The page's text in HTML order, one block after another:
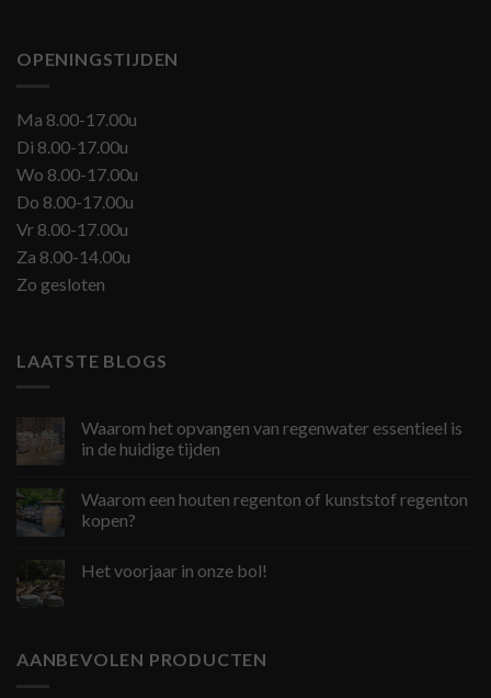
OPENINGSTIJDEN
Ma 8.00-17.00u
Di 8.00-17.00u
Wo 8.00-17.00u
Do 8.00-17.00u
Vr 8.00-17.00u
Za 8.00-14.00u
Zo gesloten
LAATSTE BLOGS
Waarom het opvangen van regenwater essentieel is
in de huidige tijden
Waarom een houten regenton of kunststof regenton
kopen?
Het voorjaar in onze bol!
AANBEVOLEN PRODUCTEN